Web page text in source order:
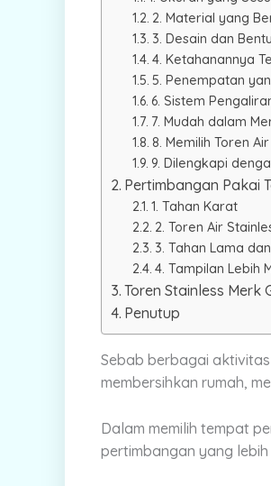
2. Material yang
3. Desain dan
4. Ketahanannya
5. Penempatan
6. Sistem
7. Mudah dalam
8. Memilih Toren
9. Dilengkapi
Pertimbangan Pakai
1. Tahan Karat
2. Toren Air
3. Tahan Lama
4. Tampilan Lebih
Toren Stainless Merk
Penutup
Sebab berbagai
membersihkan rumah,
Dalam memilih tempat
pertimbangan yang